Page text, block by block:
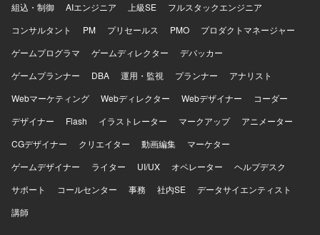
ります。 【ポジションの魅力】 Microsoft 365移行プロジェ
クトにおいて、技術チームのフロントとして設計/移行/構築/
できます。認証/ID領域、メール領域、コラボレーション領
域など幅広いMicrosoft 365関連技術を横断的に経験でき、
遅延や未決事項が残る状況の中でプロジェクトをリカバリ
し推進していくリーダーシップを発揮できるポジションで
者とのコミュニケーションを通じてプロジェクト全体を前
進させるやりがいがあります。 【開発環境】 Microsoft
Teams、SharePoint Online、OneDrive、HENNGE、LDAP
Manager、AddressLook Onlineなどを利用した環境です。
OneDrive / Outlook 等）、SharePoint Online、Microsoft
Entra ID、Power Platform（Power Apps / Power
組込・制御
AIエンジニア 上級SE
フルスタックエンジニア
コンサルタント
PM プリセールス PMO
プロダクトマネージャー
ゲームプログラマ
ゲームディレクター
デバッカー
ゲームプランナー
DBA 運用・監視 プランナー
アナリスト
Webマーケティング
Webディレクター Webデザイナー
コーダー
デザイナー
Flash イラストレーター マークアップ
アニメーター
CGデザイナー
クリエイター 動画編集
マーケター
ゲームデザイナー
ライター UI/UX オペレーター
ヘルプデスク
サポート
コールセンター 事務 社内SE
データサイエンティスト
講師